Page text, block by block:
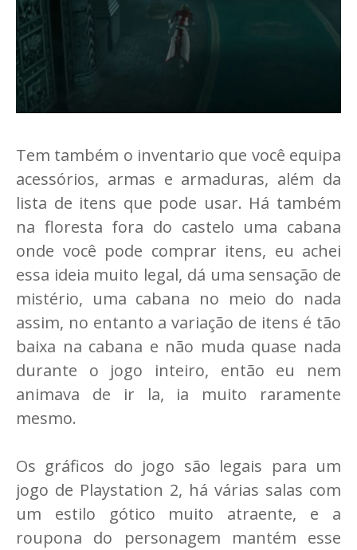
Tem também o inventario que você equipa
acessórios, armas e armaduras, além da
lista de itens que pode usar. Há também
na floresta fora do castelo uma cabana
onde você pode comprar itens, eu achei
essa ideia muito legal, dá uma sensação de
mistério, uma cabana no meio do nada
assim, no entanto a variação de itens é tão
baixa na cabana e não muda quase nada
durante o jogo inteiro, então eu nem
animava de ir la, ia muito raramente
mesmo.
Os gráficos do jogo são legais para um
jogo de Playstation 2, há várias salas com
um estilo gótico muito atraente, e a
roupona do personagem mantém esse